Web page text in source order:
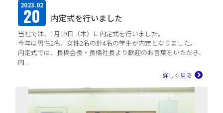
2023.02
20 内定式を行いました
当社では、1月19日（木）に内定式を行いました。
今年は男性2名、女性2名の計4名の学生が内定となりました。
内定式では、長橋会長・長橋社長より歓迎のお言葉をいただき、
内...
詳しく見る